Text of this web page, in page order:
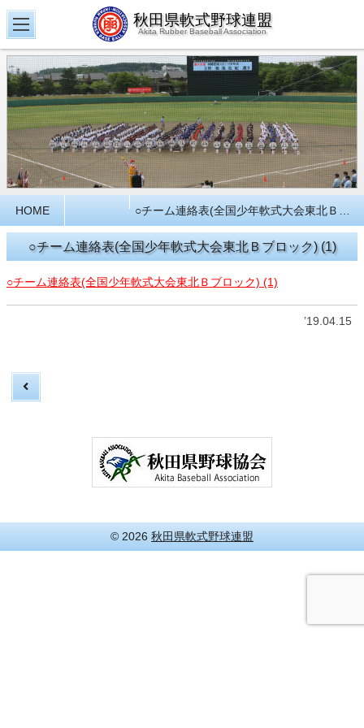
秋田県軟式野球連盟
Akita Rubber Baseball Association
HOME
○チーム連絡表(全国少年軟式大会東北Ｂブロック) (1)
○チーム連絡表(全国少年軟式大会東北Ｂブロック) (1)
’19.04.15
© 2026 秋田県軟式野球連盟